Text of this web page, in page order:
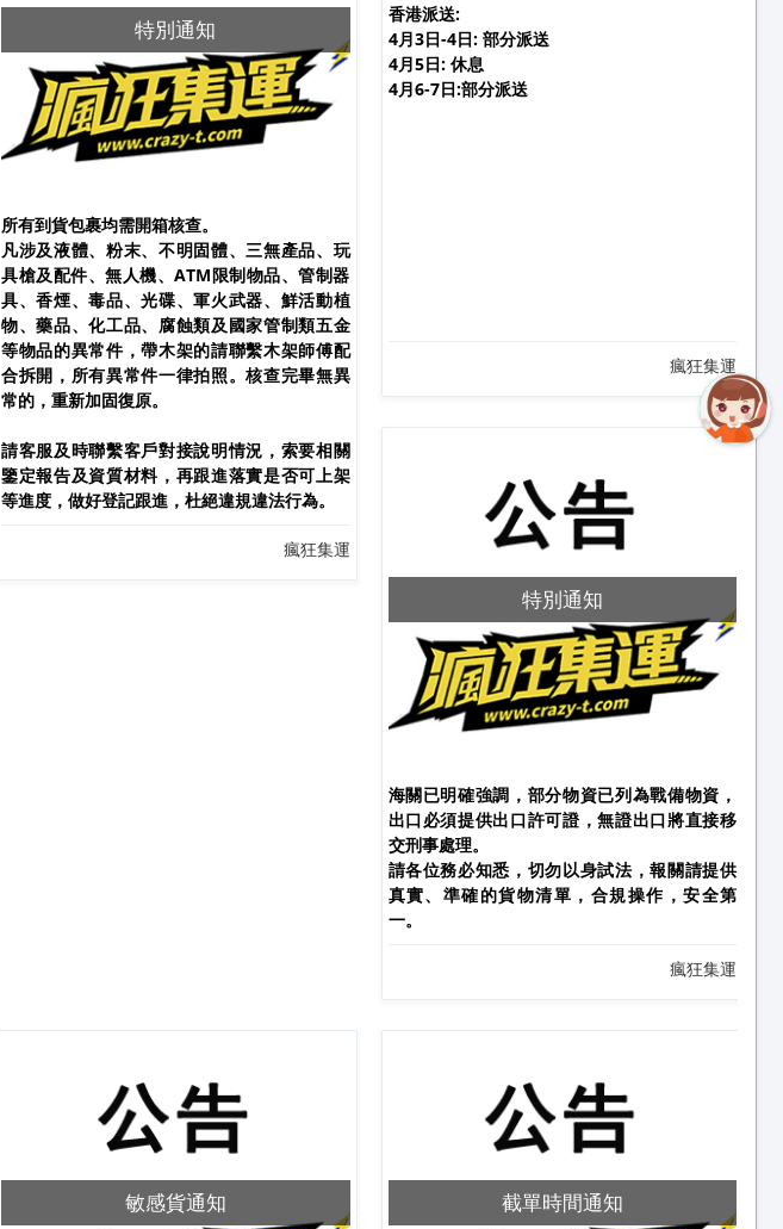
特別通知
所有到貨包裹均需開箱核查。
凡涉及液體、粉末、不明固體、三無產品、玩
具槍及配件、無人機、ATM限制物品、管制器
具、香煙、毒品、光碟、軍火武器、鮮活動植
物、藥品、化工品、腐蝕類及國家管制類五金
等物品的異常件，帶木架的請聯繫木架師傅配
合拆開，所有異常件一律拍照。核查完畢無異
常的，重新加固復原。
請客服及時聯繫客戶對接說明情況，索要相關
鑒定報告及資質材料，再跟進落實是否可上架
等進度，做好登記跟進，杜絕違規違法行為。
瘋狂集運
復活和清明節假期安排
香港派送:
4月3日-4日: 部分派送
4月5日: 休息
4月6-7日:部分派送
瘋狂集運
特別通知
海關已明確強調，部分物資已列為戰備物資，
出口必須提供出口許可證，無證出口將直接移
交刑事處理。
請各位務必知悉，切勿以身試法，報關請提供
真實、準確的貨物清單，合規操作，安全第
一。
瘋狂集運
敏感貨通知 截單時間通知